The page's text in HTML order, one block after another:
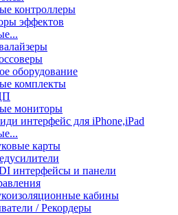
контроллеры
эффектов
оборудование
комплекты
мониторы
интерфейс для iPhone,iPad
карты
интерфейсы и панели
кабины
/ Рекордеры